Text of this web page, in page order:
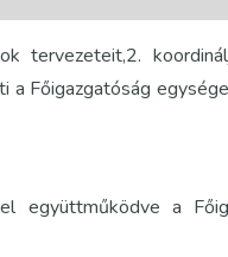
tervezeteit,2.
a Főigazgatóság
együttműködve a